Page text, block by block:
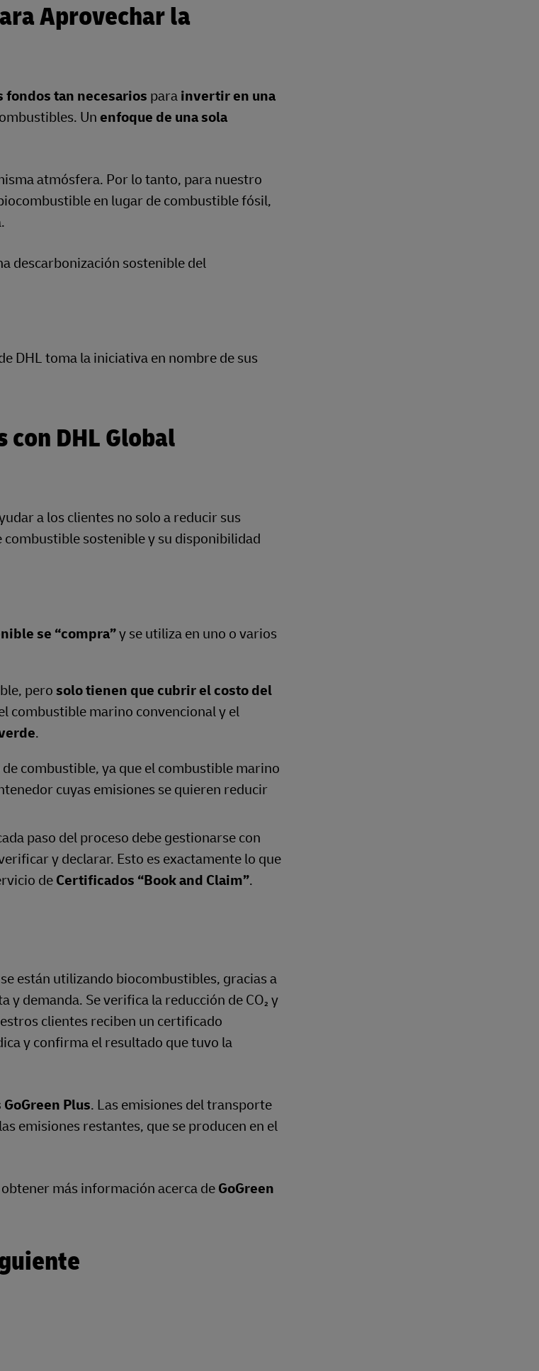
Aprovechar la
fondos tan necesarios para invertir en una
Un enfoque de una sola
atmósfera. Por lo tanto, para nuestro
en lugar de combustible fósil,
descarbonización sostenible del
DHL toma la iniciativa en nombre de sus
DHL Global
a los clientes no solo a reducir sus
sostenible y su disponibilidad
se “compra”y se utiliza en uno o varios
pero solo tienen que cubrir el costo del
combustible marino convencional y el
.
combustible, ya que el combustible marino
cuyas emisiones se quieren reducir
paso del proceso debe gestionarse con
y declarar. Esto es exactamente lo que
de Certificados “Book and Claim”.
están utilizando biocombustibles, gracias a
demanda. Se verifica la reducción de CO₂ y
clientes reciben un certificado
y confirma el resultado que tuvo la
Plus. Las emisiones del transporte
emisiones restantes, que se producen en el
más información acerca deGoGreen